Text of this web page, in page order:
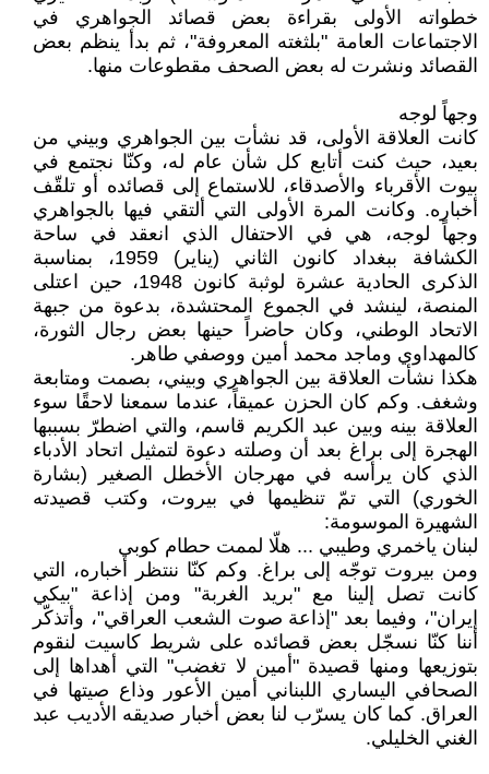
خطواته الأولى بقراءة بعض قصائد الجواهري في
الاجتماعات العامة "بلثغته المعروفة"، ثم بدأ ينظم بعض
القصائد ونشرت له بعض الصحف مقطوعات منها.
وجهاً لوجه
كانت العلاقة الأولى، قد نشأت بين الجواهري وبيني من
بعيد، حيث كنت أتابع كل شأن عام له، وكنّا نجتمع في
بيوت الأقرباء والأصدقاء، للاستماع إلى قصائده أو تلقّف
أخباره. وكانت المرة الأولى التي ألتقي فيها بالجواهري
وجهاً لوجه، هي في الاحتفال الذي انعقد في ساحة
الكشافة ببغداد كانون الثاني (يناير) 1959، بمناسبة
الذكرى الحادية عشرة لوثبة كانون 1948، حين اعتلى
المنصة، لينشد في الجموع المحتشدة، بدعوة من جبهة
الاتحاد الوطني، وكان حاضراً حينها بعض رجال الثورة،
كالمهداوي وماجد محمد أمين ووصفي طاهر.
هكذا نشأت العلاقة بين الجواهري وبيني، بصمت ومتابعة
وشغف. وكم كان الحزن عميقاً، عندما سمعنا لاحقًا سوء
العلاقة بينه وبين عبد الكريم قاسم، والتي اضطرّ بسببها
الهجرة إلى براغ بعد أن وصلته دعوة لتمثيل اتحاد الأدباء
الذي كان يرأسه في مهرجان الأخطل الصغير (بشارة
الخوري) التي تمّ تنظيمها في بيروت، وكتب قصيدته
الشهيرة الموسومة:
لبنان ياخمري وطيبي ... هلّا لممت حطام كوبي
ومن بيروت توجّه إلى براغ. وكم كنّا ننتظر أخباره، التي
كانت تصل إلينا مع "بريد الغربة" ومن إذاعة "بيكي
إيران"، وفيما بعد "إذاعة صوت الشعب العراقي"، وأتذكّر
أننا كنّا نسجّل بعض قصائده على شريط كاسيت لنقوم
بتوزيعها ومنها قصيدة "أمين لا تغضب" التي أهداها إلى
الصحافي اليساري اللبناني أمين الأعور وذاع صيتها في
العراق. كما كان يسرّب لنا بعض أخبار صديقه الأديب عبد
الغني الخليلي.